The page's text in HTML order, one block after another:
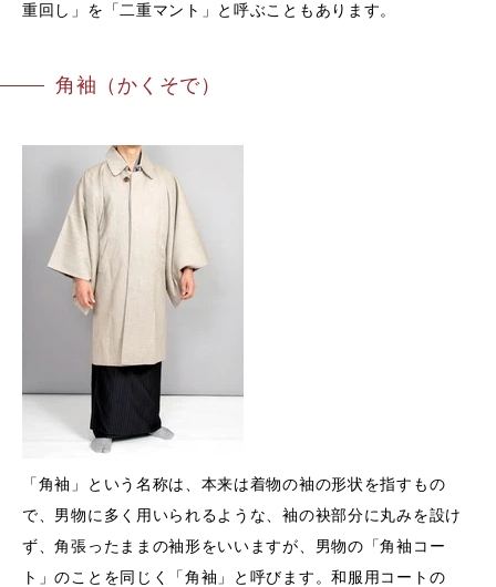
重回し」を「二重マント」と呼ぶこともあります。
角袖（かくそで）
「角袖」という名称は、本来は着物の袖の形状を指すもの
で、男物に多く用いられるような、袖の袂部分に丸みを設け
ず、角張ったままの袖形をいいますが、男物の「角袖コー
ト」のことを同じく「角袖」と呼びます。和服用コートの